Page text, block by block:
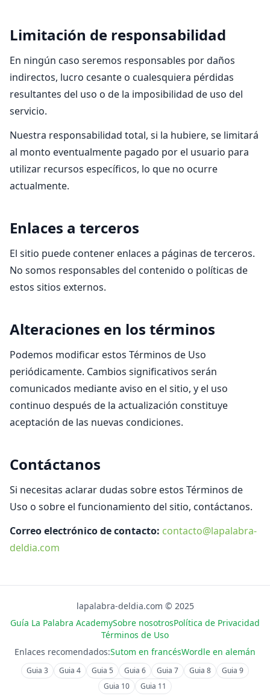
Limitación de responsabilidad
En ningún caso seremos responsables por daños
indirectos, lucro cesante o cualesquiera pérdidas
resultantes del uso o de la imposibilidad de uso del
servicio.
Nuestra responsabilidad total, si la hubiere, se limitará
al monto eventualmente pagado por el usuario para
utilizar recursos específicos, lo que no ocurre
actualmente.
Enlaces a terceros
El sitio puede contener enlaces a páginas de terceros.
No somos responsables del contenido o políticas de
estos sitios externos.
Alteraciones en los términos
Podemos modificar estos Términos de Uso
periódicamente. Cambios significativos serán
comunicados mediante aviso en el sitio, y el uso
continuo después de la actualización constituye
aceptación de las nuevas condiciones.
Contáctanos
Si necesitas aclarar dudas sobre estos Términos de
Uso o sobre el funcionamiento del sitio, contáctanos.
Correo electrónico de contacto: contacto@lapalabra-
deldia.com
lapalabra-deldia.com © 2025
Guía La Palabra AcademySobre nosotrosPolítica de Privacidad
Términos de Uso
Enlaces recomendados:Sutom en francésWordle en alemán
Guia 3 Guia 4 Guia 5 Guia 6 Guia 7 Guia 8 Guia 9
Guia 10 Guia 11